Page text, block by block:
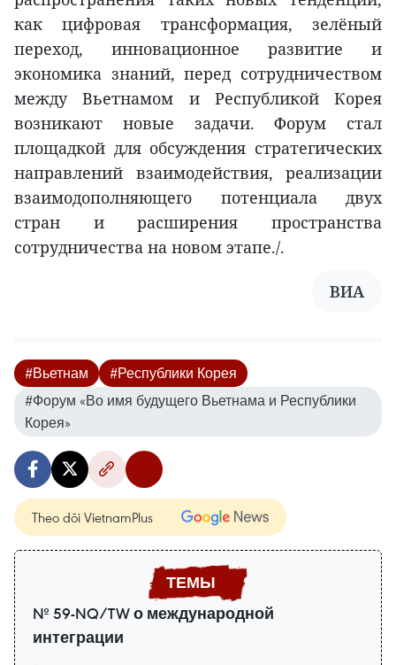
как цифровая трансформация, зелёный
переход, инновационное развитие и
экономика знаний, перед сотрудничеством
между Вьетнамом и Республикой Корея
возникают новые задачи. Форум стал
площадкой для обсуждения стратегических
направлений взаимодействия, реализации
взаимодополняющего потенциала двух
стран и расширения пространства
сотрудничества на новом этапе./.
ВИA
#Вьетнам
#Республики Корея
#Форум «Во имя будущего Вьетнама и Республики
Корея»
Theo dõi VietnamPlus
№ 59-NQ/TW о международной
интеграции